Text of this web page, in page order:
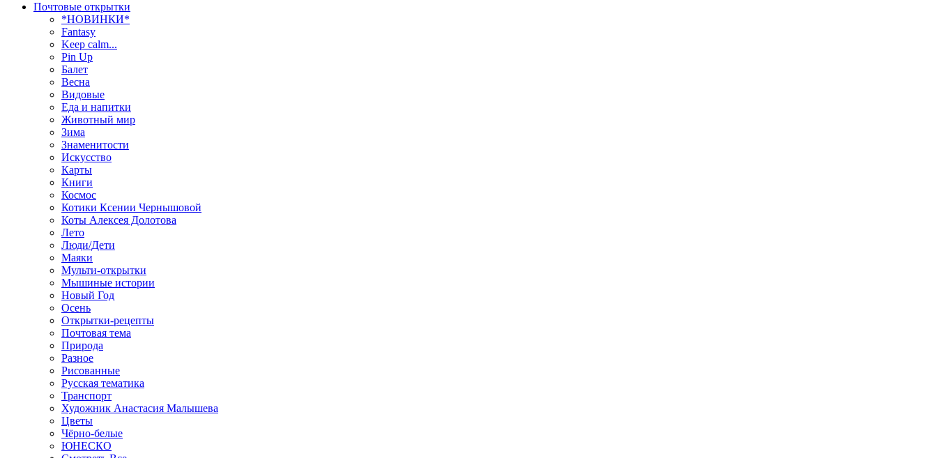
Почтовые открытки
*НОВИНКИ*
Fantasy
Keep calm...
Pin Up
Балет
Весна
Видовые
Еда и напитки
Животный мир
Зима
Знаменитости
Искусство
Карты
Книги
Космос
Котики Ксении Чернышовой
Коты Алексея Долотова
Лето
Люди/Дети
Маяки
Мульти-открытки
Мышиные истории
Новый Год
Осень
Открытки-рецепты
Почтовая тема
Природа
Разное
Рисованные
Русская тематика
Транспорт
Художник Анастасия Малышева
Цветы
Чёрно-белые
ЮНЕСКО